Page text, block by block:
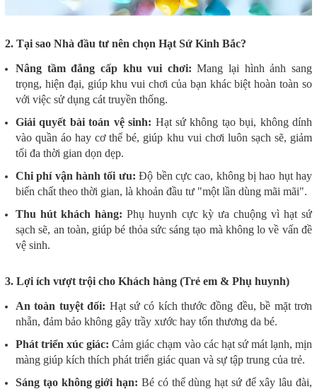
2. Tại sao Nhà đầu tư nên chọn Hạt Sứ Kinh Bắc?
Nâng tầm đẳng cấp khu vui chơi: Mang lại hình ảnh sang
trọng, hiện đại, giúp khu vui chơi của bạn khác biệt hoàn toàn so
với việc sử dụng cát truyền thống.
Giải quyết bài toán vệ sinh: Hạt sứ không tạo bụi, không dính
vào quần áo hay cơ thể bé, giúp khu vui chơi luôn sạch sẽ, giảm
tối đa thời gian dọn dẹp.
Chi phí vận hành tối ưu: Độ bền cực cao, không bị hao hụt hay
biến chất theo thời gian, là khoản đầu tư "một lần dùng mãi mãi".
Thu hút khách hàng: Phụ huynh cực kỳ ưa chuộng vì hạt sứ
sạch sẽ, an toàn, giúp bé thỏa sức sáng tạo mà không lo về vấn đề
vệ sinh.
3. Lợi ích vượt trội cho Khách hàng (Trẻ em & Phụ huynh)
An toàn tuyệt đối: Hạt sứ có kích thước đồng đều, bề mặt trơn
nhẵn, đảm bảo không gây trầy xước hay tổn thương da bé.
Phát triển xúc giác: Cảm giác chạm vào các hạt sứ mát lạnh, mịn
màng giúp kích thích phát triển giác quan và sự tập trung của trẻ.
Sáng tạo không giới hạn: Bé có thể dùng hạt sứ để xây lâu đài,